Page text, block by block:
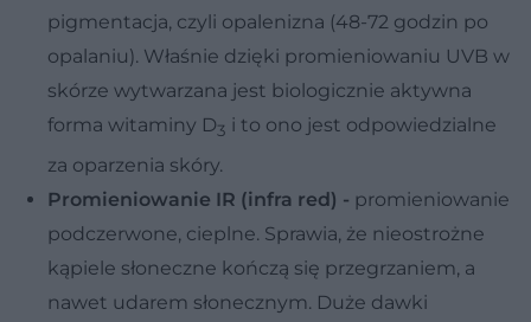
pigmentacja, czyli opalenizna (48-72 godzin po
opalaniu). Właśnie dzięki promieniowaniu UVB w
skórze wytwarzana jest biologicznie aktywna
forma witaminy D3 i to ono jest odpowiedzialne
za oparzenia skóry.
Promieniowanie IR (infra red) - promieniowanie
podczerwone, cieplne. Sprawia, że nieostrożne
kąpiele słoneczne kończą się przegrzaniem, a
nawet udarem słonecznym. Duże dawki